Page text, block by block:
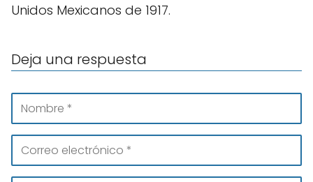
Unidos Mexicanos de 1917.
Deja una respuesta